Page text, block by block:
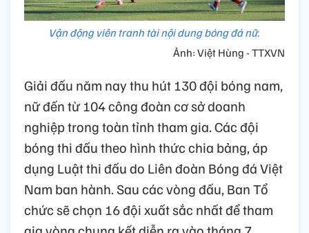
Vận động viên tranh tài nội dung bóng đá nữ.
Ảnh: Việt Hùng - TTXVN
Giải đấu năm nay thu hút 130 đội bóng nam,
nữ đến từ 104 công đoàn cơ sở doanh
nghiệp trong toàn tỉnh tham gia. Các đội
bóng thi đấu theo hình thức chia bảng, áp
dụng Luật thi đấu do Liên đoàn Bóng đá Việt
Nam ban hành. Sau các vòng đấu, Ban Tổ
chức sẽ chọn 16 đội xuất sắc nhất để tham